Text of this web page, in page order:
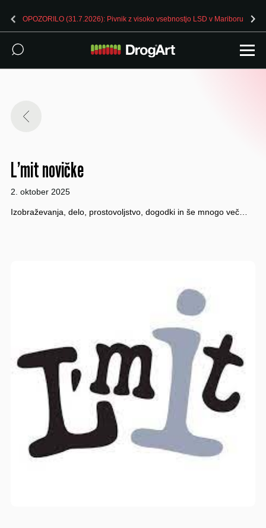
OPOZORILO (31.7.2026): Pivnik z visoko vsebnostjo LSD v Mariboru
L’mit novičke
2. oktober 2025
Izobraževanja, delo, prostovoljstvo, dogodki in še mnogo več…